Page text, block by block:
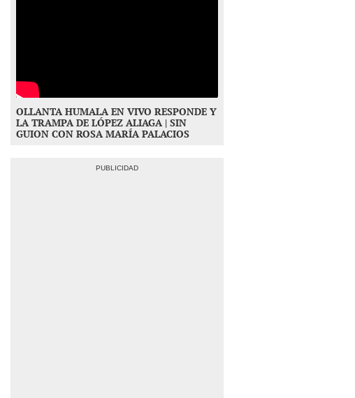
OLLANTA HUMALA EN VIVO RESPONDE Y
LA TRAMPA DE LÓPEZ ALIAGA | SIN
GUION CON ROSA MARÍA PALACIOS